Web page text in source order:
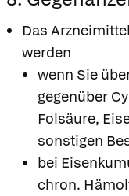
Das
werden
wenn Sie
gegenüber
Folsäure,
sonstigen
bei
chron.